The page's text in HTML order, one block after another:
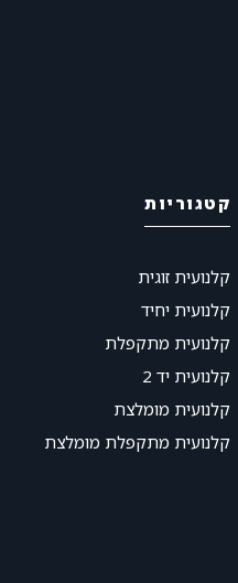
קטגוריות
קלנועית זוגית
קלנועית יחיד
קלנועית מתקפלת
קלנועית יד 2
קלנועית מומלצת
קלנועית מתקפלת מומלצת